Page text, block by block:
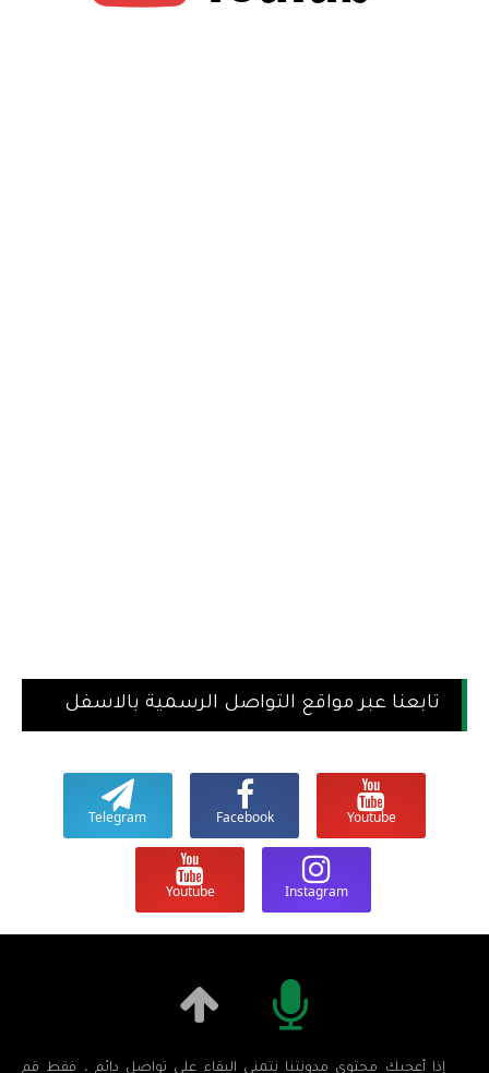
تابعنا عبر مواقع التواصل الرسمية بالاسفل
Youtube
Facebook
Telegram
Instagram
Youtube
إذا أعجبك محتوى مدونتنا نتمنى البقاء على تواصل دائم ، فقط قم